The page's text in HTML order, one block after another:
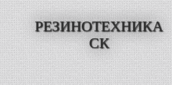
РЕЗИНОТЕХНИКА
СК